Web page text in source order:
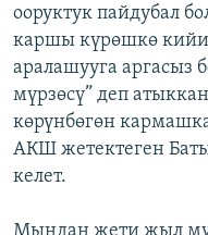
ооруктук пайдубал
каршы күрөшкө
аралашууга аргасыз
мүрзөсү” деп
көрүнбөгөн
АКШ жетектеген
келет.